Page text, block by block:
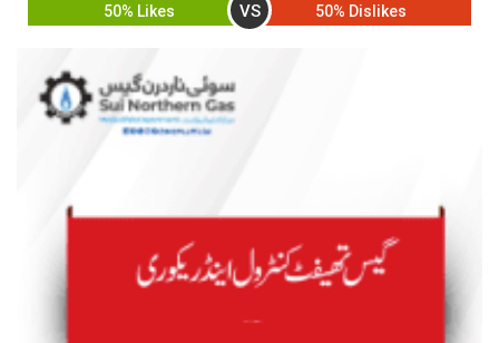
50% Likes VS 50% Dislikes